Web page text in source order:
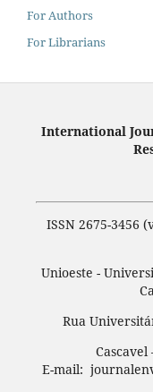
For Authors
For Librarians
International
ISSN 2675-3456
Unioeste -
Rua
Cascavel
E-mail: